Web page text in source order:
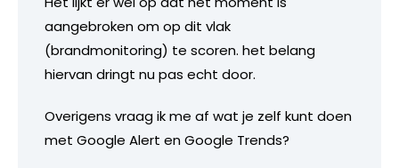
aangebroken om op dit vlak
(brandmonitoring) te scoren. het belang
hiervan dringt nu pas echt door.
Overigens vraag ik me af wat je zelf kunt doen
met Google Alert en Google Trends?